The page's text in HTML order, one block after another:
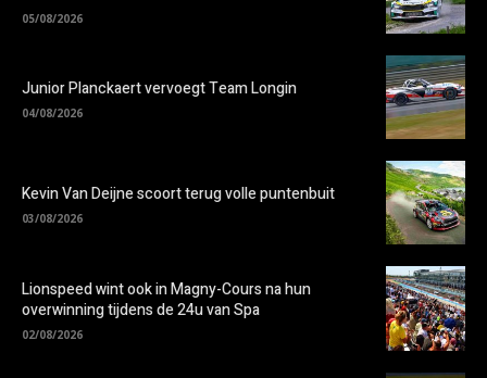
05/08/2026
Junior Planckaert vervoegt Team Longin
04/08/2026
Kevin Van Deijne scoort terug volle puntenbuit
03/08/2026
Lionspeed wint ook in Magny-Cours na hun
overwinning tijdens de 24u van Spa
02/08/2026